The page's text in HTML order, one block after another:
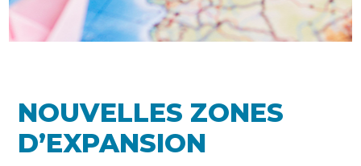
NOUVELLES ZONES
D’EXPANSION